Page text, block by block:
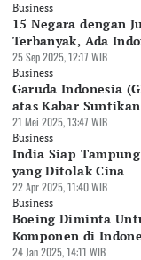
Business
15 Negara dengan
Terbanyak, Ada
25 Sep 2025, 12:17 WIB
Business
Garuda Indonesia
atas Kabar
21 Mei 2025, 13:47 WIB
Business
India Siap
yang Ditolak Cina
22 Apr 2025, 11:40 WIB
Business
Boeing Diminta
Komponen di
24 Jan 2025, 14:11 WIB